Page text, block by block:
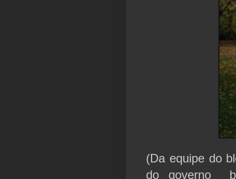
(Da equipe do
do governo